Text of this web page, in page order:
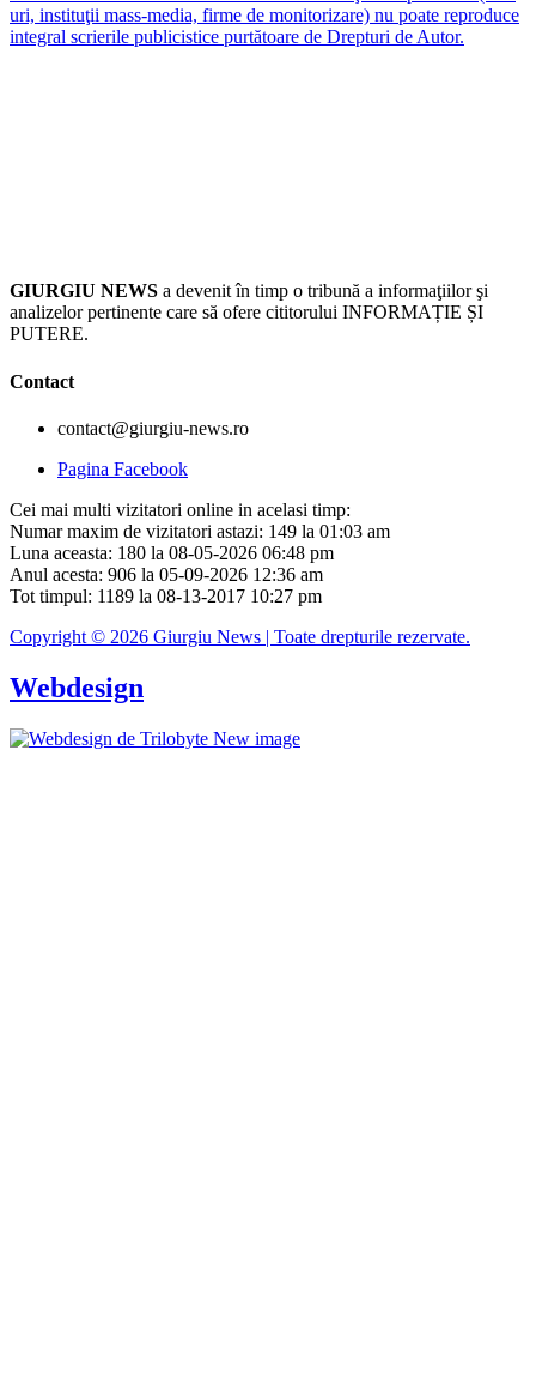
uri, instituţii mass-media, firme de monitorizare) nu poate reproduce
integral scrierile publicistice purtătoare de Drepturi de Autor.
GIURGIU NEWS a devenit în timp o tribună a informaţiilor şi
analizelor pertinente care să ofere cititorului INFORMAȚIE ȘI
PUTERE.
Contact
contact@giurgiu-news.ro
Pagina Facebook
Cei mai multi vizitatori online in acelasi timp:
Numar maxim de vizitatori astazi: 149 la 01:03 am
Luna aceasta: 180 la 08-05-2026 06:48 pm
Anul acesta: 906 la 05-09-2026 12:36 am
Tot timpul: 1189 la 08-13-2017 10:27 pm
Copyright © 2026 Giurgiu News | Toate drepturile rezervate.
Webdesign